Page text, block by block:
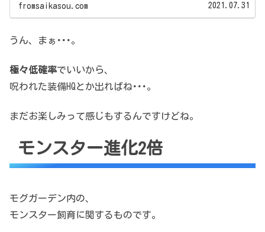
fromsaikasou.com 2021.07.31
うん、まぁ･･･。
極々低確率でいいから、
呪われた装備HQとか出ればね･･･。
まだお楽しみって感じもするんですけどね。
モンスター進化2倍
モグガーデン内の、
モンスター飼育に関するものです。